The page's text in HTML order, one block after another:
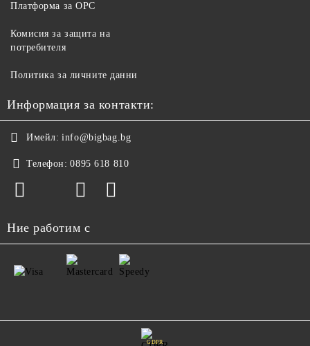
Платформа за ОРС
Комисия за защита на
потребителя
Политика за личните данни
Информация за контакти:
Имейл: info@bigbag.bg
Телефон: 0895 618 810
Ние работим с
GDPR